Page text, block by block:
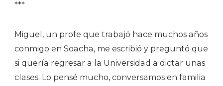
***
Miguel, un profe que trabajó hace muchos años
conmigo en Soacha, me escribió y preguntó que
si quería regresar a la Universidad a dictar unas
clases. Lo pensé mucho, conversamos en familia